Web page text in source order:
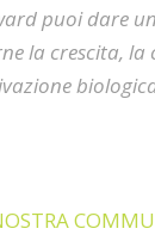
puoi dare
la crescita, la